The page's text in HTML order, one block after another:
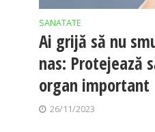
SANATATE
Ai grijă să nu
nas: Protejează
organ important
26/11/2023